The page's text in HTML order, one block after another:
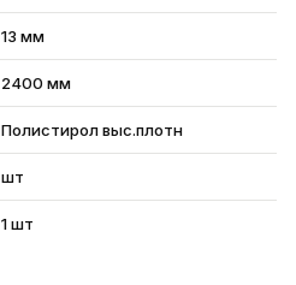
13 мм
2400 мм
Полистирол выс.плотн
шт
1 шт